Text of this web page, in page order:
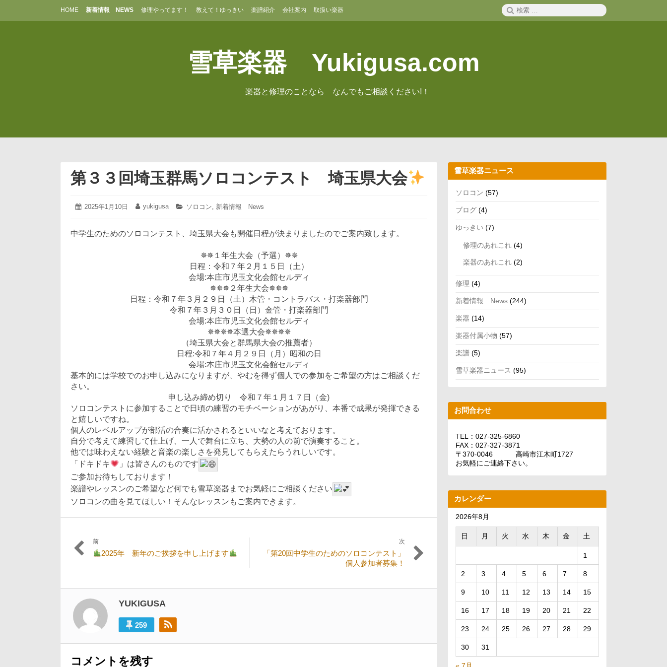
HOME 新着情報 NEWS 修理やってます！ 教えて！ゆっきい 楽譜紹介 会社案内 取扱い楽器
検
索:
雪草楽器 Yukigusa.com
楽器と修理のことなら なんでもご相談ください!！
第３３回埼玉群馬ソロコンテスト 埼玉県大会
投
2025年1月10日
2025
月
10
投
yukigusa
カ
リ
ソロコン, 新着情報 News
中学生のためのソロコンテスト、埼玉県大会も開催日程が決まりましたのでご案内致します。
✵✵１年生大会（予選）✵✵
日程：令和７年２月１５日（土）
会場:本庄市児玉文化会館セルディ
✵✵✵２年生大会✵✵✵
日程：令和７年３月２９日（土） 木管・コントラバス・打楽器部門
令和７年３月３０日（日） 金管・打楽器部門
会場:本庄市児玉文化会館セルディ
✵✵✵✵本選大会✵✵✵✵
（埼玉県大会と群馬県大会の推薦者）
日程:令和７年４月２９日（月）昭和の日
会場:本庄市児玉文化会館セルディ
基本的には学校でのお申し込みになりますが、やむを得ず個人での参加をご希望の方はご相談くだ
さい。
申し込み締め切り 令和７年１月１７日（金)
ソロコンテストに参加することで日頃の練習のモチベーションがあがり、本番で成果が発揮できる
と嬉しいですね。
個人のレベルアップが部活の合奏に活かされるといいなと考えております。
自分で考えて練習して仕上げ、一人で舞台に立ち、大勢の人の前で演奏すること。
他では味わえない経験と音楽の楽しさを発見してもらえたらうれしいです。
「ドキドキ
」は皆さんのものです
ご参加お待ちしております！
楽譜やレッスンのご希望など何でも雪草楽器までお気軽にご相談ください
ソロコンの曲を見てほしい！そんなレッスンもご案内できます。
投
ビ
ゲ
ー
前
過
稿:
2025年 新年のご挨拶を申し上げます
次
「第20回中学生のためのソロコンテスト」
個人参加者募集！
YUKIGUSA
259
コメントを残す
雪草楽器ニュース
ソロコン (57)
ブログ (4)
ゆっきい (7)
修理のあれこれ (4)
楽器のあれこれ (2)
修理 (4)
新着情報 News (244)
楽器 (14)
楽器付属小物 (57)
楽譜 (5)
雪草楽器ニュース (95)
お問合わせ
TEL：027-325-6860
FAX：027-327-3871
〒370-0046 高崎市江木町1727
お気軽にご連絡下さい。
カレンダー
2026年8月
日 月 火 水 木 金 土
1
2 3 4 5 6 7 8
9 10 11 12 13 14 15
16 17 18 19 20 21 22
23 24 25 26 27 28 29
30 31